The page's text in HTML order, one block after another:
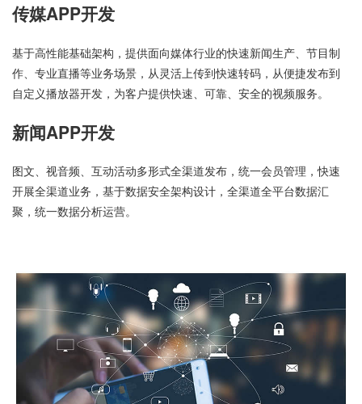
传媒APP开发
基于高性能基础架构，提供面向媒体行业的快速新闻生产、节目制
作、专业直播等业务场景，从灵活上传到快速转码，从便捷发布到
自定义播放器开发，为客户提供快速、可靠、安全的视频服务。
新闻APP开发
图文、视音频、互动活动多形式全渠道发布，统一会员管理，快速
开展全渠道业务，基于数据安全架构设计，全渠道全平台数据汇
聚，统一数据分析运营。